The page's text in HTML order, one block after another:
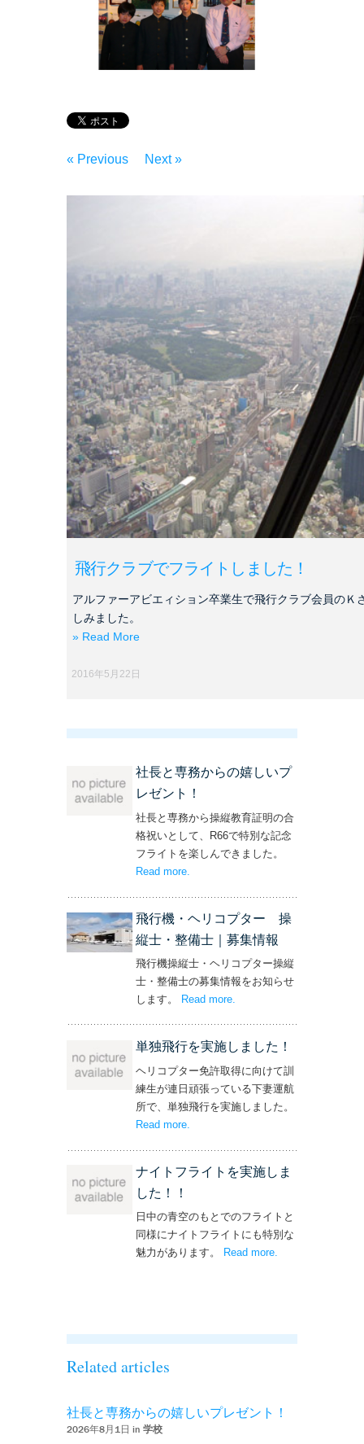
« Previous Next »
飛行クラブでフライトしました！
アルファーアビエィション卒業生で飛行クラブ会員のＫ
しみました。
» Read More
2016年5月22日
社長と専務からの嬉しいプ
レゼント！
社長と専務から操縦教育証明の合
格祝いとして、R66で特別な記念
フライトを楽しんできました。
Read more– ‘社長と専務からの嬉しいプレゼン
.
飛行機・ヘリコプター 操
縦士・整備士｜募集情報
飛行機操縦士・ヘリコプター操縦
士・整備士の募集情報をお知らせ
します。
Read more– ‘飛行機・ヘリコプター
.
単独飛行を実施しました！
ヘリコプター免許取得に向けて訓
練生が連日頑張っている下妻運航
所で、単独飛行を実施しました。
Read more
ナイトフライトを実施しま
した！！
日中の青空のもとでのフライトと
同様にナイトフライトにも特別な
魅力があります。
Read more– ‘ナイトフライト
.
Related articles
社長と専務からの嬉しいプレゼント！
2026年8月1日 in 学校